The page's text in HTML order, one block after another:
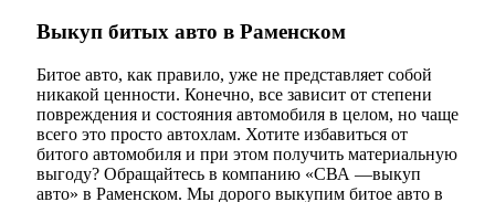
Выкуп битых авто в Раменском
Битое авто, как правило, уже не представляет собой
никакой ценности. Конечно, все зависит от степени
повреждения и состояния автомобиля в целом, но чаще
всего это просто автохлам. Хотите избавиться от
битого автомобиля и при этом получить материальную
выгоду? Обращайтесь в компанию «СВА —выкуп
авто» в Раменском. Мы дорого выкупим битое авто в